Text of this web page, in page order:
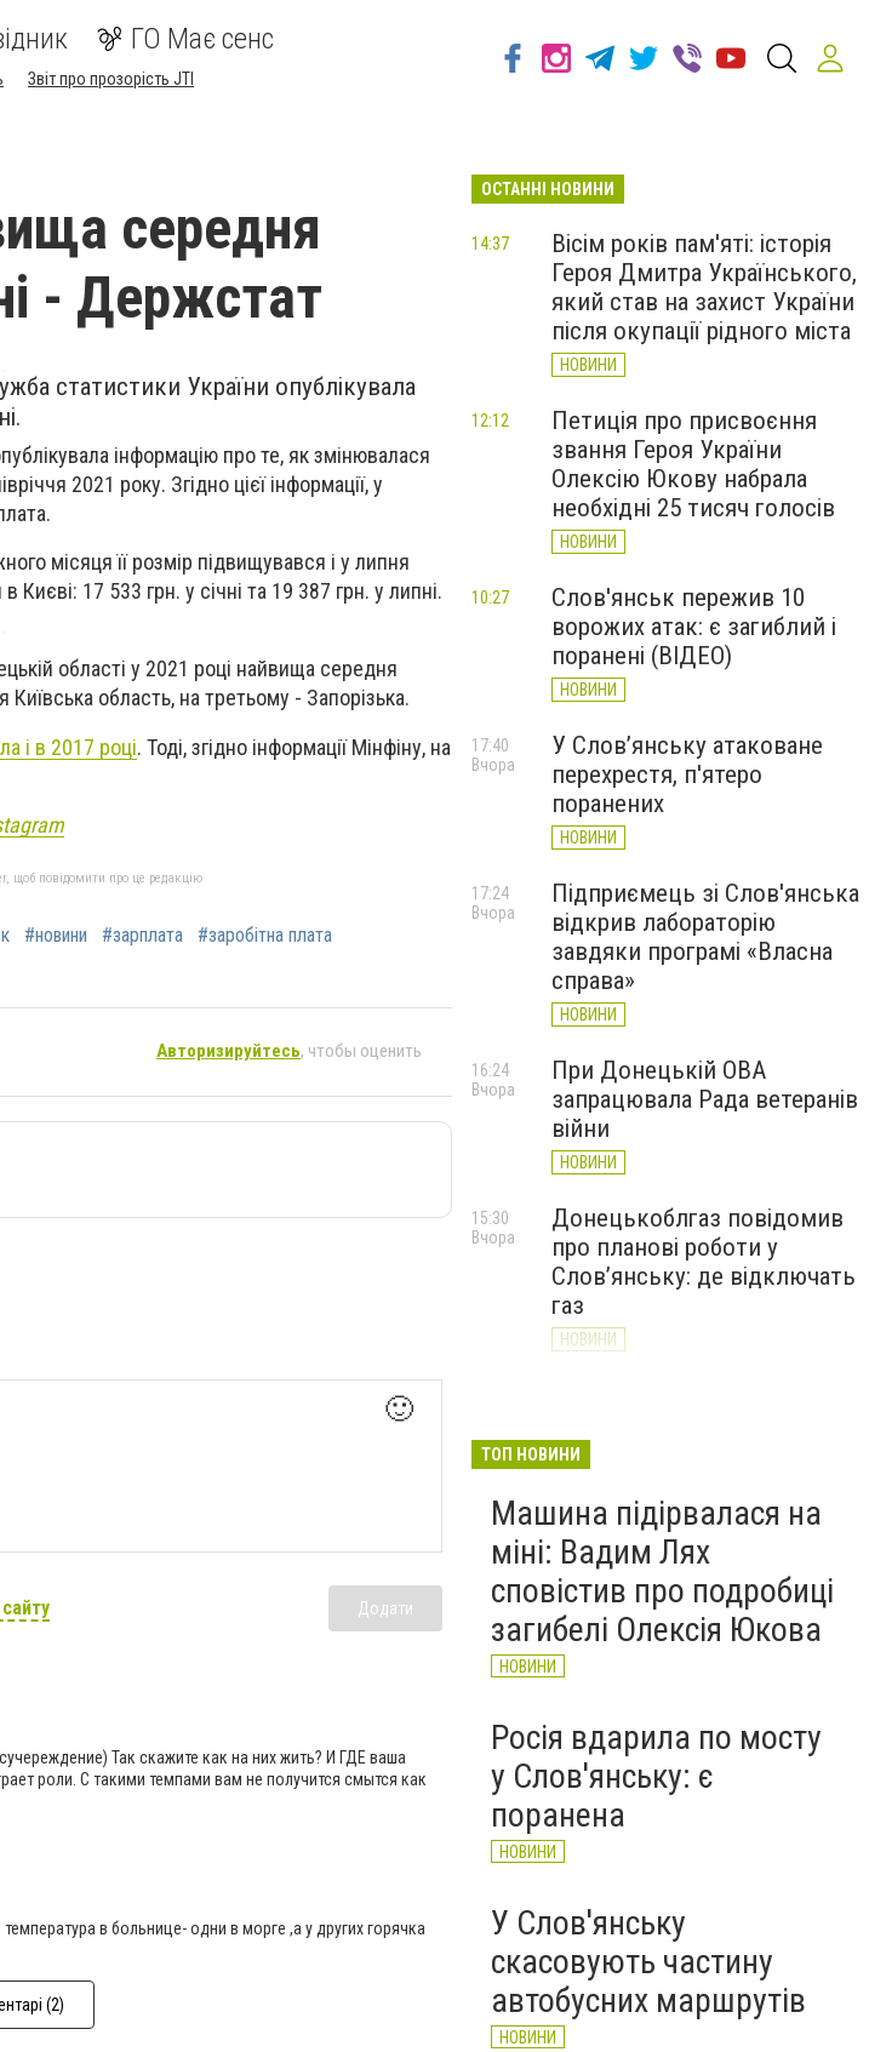
ГО Має сенс
Звіт про прозорість JTI
середня
- Держстат
статистики України опублікувала
інформацію про те, як змінювалася
2021 року. Згідно цієї інформації, у
місяця її розмір підвищувався і у липня
17 533 грн. у січні та 19 387 грн. у липні.
області у 2021 році найвища середня
Київська область, на третьому - Запорізька.
і в 2017 році. Тоді, згідно інформації Мінфіну, на
щоб повідомити про це редакцію
#новини #зарплата
#заробітна плата
Авторизируйтесь, чтобы оценить
🙂
Додати
Так скажите как на них жить? И ГДЕ ваша
роли. С такими темпами вам не получится смытся как
в больнице- одни в морге ,а у других горячка
(2)
ОСТАННІ НОВИНИ
Вісім років пам'яті: історія
Героя Дмитра Українського,
який став на захист України
після окупації рідного міста
НОВИНИ
14:37
Петиція про присвоєння
звання Героя України
Олексію Юкову набрала
необхідні 25 тисяч голосів
НОВИНИ
12:12
Слов'янськ пережив 10
ворожих атак: є загиблий і
поранені (ВІДЕО)
НОВИНИ
10:27
У Слов’янську атаковане
перехрестя, п'ятеро
поранених
НОВИНИ
17:40
Вчора
Підприємець зі Слов'янська
відкрив лабораторію
завдяки програмі «Власна
справа»
НОВИНИ
17:24
Вчора
При Донецькій ОВА
запрацювала Рада ветеранів
війни
НОВИНИ
16:24
Вчора
Донецькоблгаз повідомив
про планові роботи у
Слов’янську: де відключать
газ
НОВИНИ
15:30
Вчора
долучилися до відбудови
НОВИНИ
ТОП НОВИНИ
Машина підірвалася на
міні: Вадим Лях
сповістив про подробиці
загибелі Олексія Юкова
НОВИНИ
Росія вдарила по мосту
у Слов'янську: є
поранена
НОВИНИ
У Слов'янську
скасовують частину
автобусних маршрутів
НОВИНИ